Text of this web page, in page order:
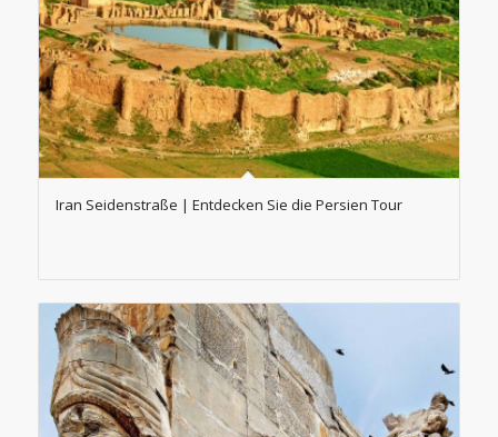
Iran Seidenstraße | Entdecken Sie die Persien Tour